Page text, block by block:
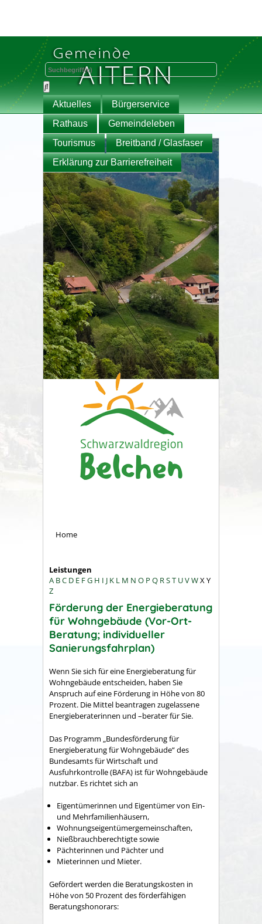
Aktuelles
Bürgerservice
Rathaus
Gemeindeleben
Tourismus
Breitband / Glasfaser
Erklärung zur Barrierefreiheit
Home
Leistungen
A BC D E FG H I J K L M N O P Q RST UVWXY
Z
Förderung der Energieberatung
für Wohngebäude (Vor-Ort-
Beratung; individueller
Sanierungsfahrplan)
Wenn Sie sich für eine Energieberatung für
Wohngebäude entscheiden, haben Sie
Anspruch auf eine Förderung in Höhe von 80
Prozent. Die Mittel beantragen zugelassene
Energieberaterinnen und –berater für Sie.
Das Programm „Bundesförderung für
Energieberatung für Wohngebäude“ des
Bundesamts für Wirtschaft und
Ausfuhrkontrolle (BAFA) ist für Wohngebäude
nutzbar. Es richtet sich an
Eigentümerinnen und Eigentümer von Ein-
und Mehrfamilienhäusern,
Wohnungseigentümergemeinschaften,
Nießbrauchberechtigte sowie
Pächterinnen und Pächter und
Mieterinnen und Mieter.
Gefördert werden die Beratungskosten in
Höhe von 50 Prozent des förderfähigen
Beratungshonorars: